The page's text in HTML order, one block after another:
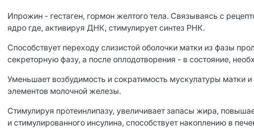
Ипрожин - гестаген, гормон желтого тела. Связываясь с
ядро где, активируя ДНК, стимулирует синтез РНК.
Способствует переходу слизистой оболочки матки из фазы
секреторную фазу, а после оплодотворения - в состояние,
Уменьшает возбудимость и сократимость мускулатуры матки
элементов молочной железы.
Стимулируя протеинлипазу, увеличивает запасы жира,
и стимулированного инсулина, способствует накоплению в